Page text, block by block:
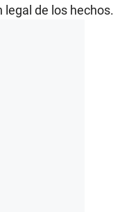
de los hechos.